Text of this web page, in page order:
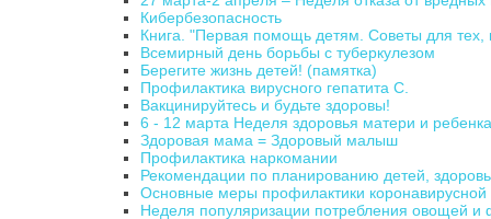
Кибербезопасность
Книга. "Первая помощь детям. Советы для тех,
Всемирный день борьбы с туберкулезом
Берегите жизнь детей! (памятка)
Профилактика вирусного гепатита С.
Вакцинируйтесь и будьте здоровы!
6 - 12 марта Неделя здоровья матери и ребенка
Здоровая мама = Здоровый малыш
Профилактика наркомании
Рекомендации по планированию детей,
Основные меры профилактики
Неделя популяризации потребления овощей и